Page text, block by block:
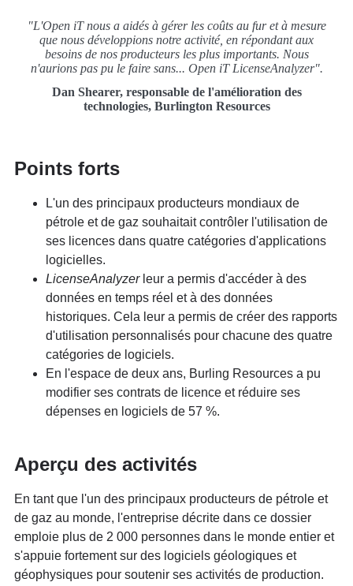
"L'Open iT nous a aidés à gérer les coûts au fur et à mesure
que nous développions notre activité, en répondant aux
besoins de nos producteurs les plus importants. Nous
n'aurions pas pu le faire sans... Open iT LicenseAnalyzer".
Dan Shearer, responsable de l'amélioration des
technologies, Burlington Resources
Points forts
L'un des principaux producteurs mondiaux de
pétrole et de gaz souhaitait contrôler l'utilisation de
ses licences dans quatre catégories d'applications
logicielles.
LicenseAnalyzer leur a permis d'accéder à des
données en temps réel et à des données
historiques. Cela leur a permis de créer des rapports
d'utilisation personnalisés pour chacune des quatre
catégories de logiciels.
En l'espace de deux ans, Burling Resources a pu
modifier ses contrats de licence et réduire ses
dépenses en logiciels de 57 %.
Aperçu des activités
En tant que l'un des principaux producteurs de pétrole et
de gaz au monde, l'entreprise décrite dans ce dossier
emploie plus de 2 000 personnes dans le monde entier et
s'appuie fortement sur des logiciels géologiques et
géophysiques pour soutenir ses activités de production.